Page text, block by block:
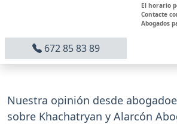
El horario
Contacte
Abogados
672 85 83 89
Nuestra opinión desde
sobre Khachatryan y Alarcón